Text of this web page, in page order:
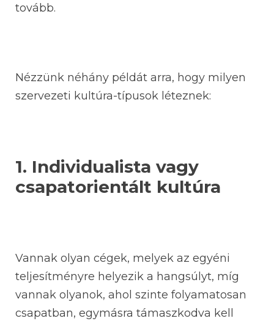
tovább.
Nézzünk néhány példát arra, hogy milyen
szervezeti kultúra-típusok léteznek:
1. Individualista vagy
csapatorientált kultúra
Vannak olyan cégek, melyek az egyéni
teljesítményre helyezik a hangsúlyt, míg
vannak olyanok, ahol szinte folyamatosan
csapatban, egymásra támaszkodva kell